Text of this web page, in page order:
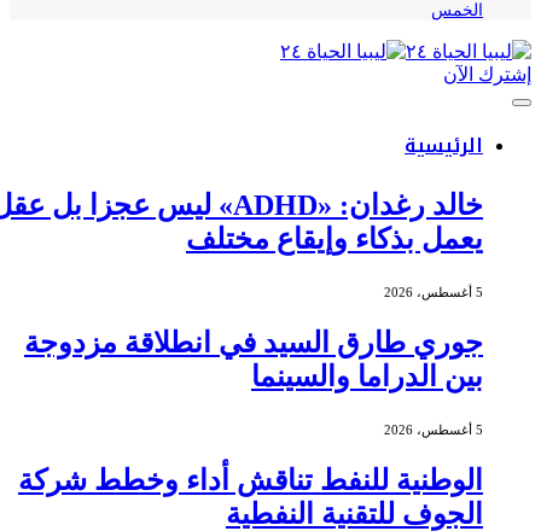
الخمس
إشترك الآن
الرئيسية
خالد رغدان: «ADHD» ليس عجزا بل عقل
يعمل بذكاء وإيقاع مختلف
جوري طارق السيد في انطلاقة مزدوجة
بين الدراما والسينما
الوطنية للنفط تناقش أداء وخطط شركة
الجوف للتقنية النفطية